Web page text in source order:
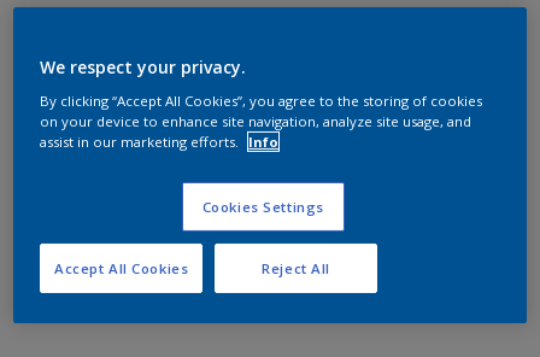
We respect your privacy.
By clicking “Accept All Cookies”, you agree to the storing of cookies
on your device to enhance site navigation, analyze site usage, and
assist in our marketing efforts.
Info
Cookies Settings
Reject All
Accept All Cookies